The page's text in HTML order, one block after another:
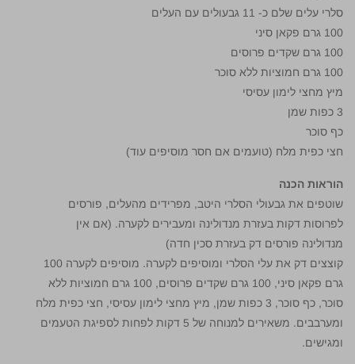
סלרי עלים שלם כ- 11 גבעולים עם העלים
100 גרם פקאן סיני
100 גרם שקדים פרוסים
100 גרם חמוציות ללא סוכר
מיץ מחצי לימון עסיסי
3 כפות שמן
כף סוכר
חצי כפית מלח (טועמים אם חסר מוסיפים עוד)
הוראות הכנה
שוטפים את גבעולי הסלרי היטב, מפרידים מהעלים, פורסים
לפרוסות דקות בעזרת מנדולינה ומעבירים לקערה. (אם אין
מנדולינה פורסים דק בעזרת סכין חדה)
קוצצים דק את עלי הסלרי ומוסיפים לקערה. מוסיפים לקערה 100
גרם פקאן סיני, 100 גרם שקדים פרוסים, 100 גרם חמוציות ללא
סוכר, כף סוכר, 3 כפות שמן, מיץ מחצי לימון עסיסי, חצי כפית מלח
ומערבבים. משאירים למנוחה של 5 דקות לפחות לספיגת הטעמים
ומגישים.